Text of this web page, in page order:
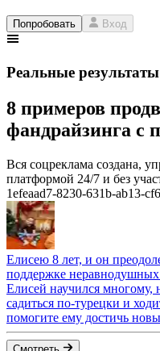
Попробовать Вход
Реальные результаты
8 примеров
фандрайзинга
Вся соцреклама создана,
платформой 24/7 и без
1efeaad7-8230-631b-ab13-
Елисею 8 лет, и он
поддержке
Елисей научился многому,
садиться по-турецки и
помогите ему достичь